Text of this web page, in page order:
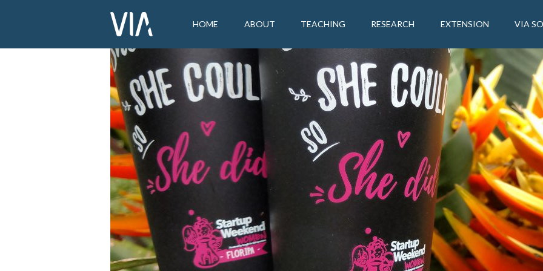
HOME ABOUT TEACHING RESEARCH EXTENSION VIA